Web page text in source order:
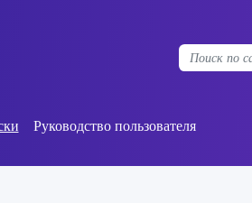
Руководство пользователя